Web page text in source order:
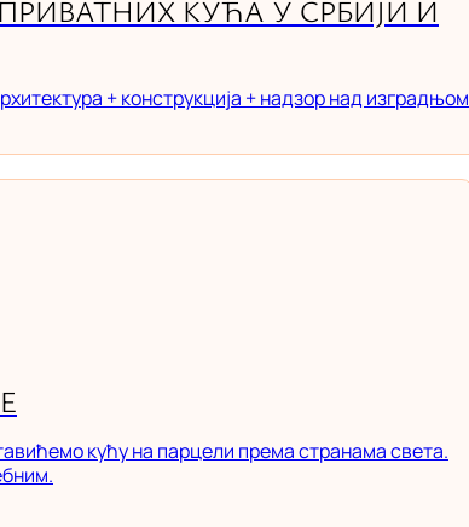
КУЋА У СРБИЈИ И
+ конструкција + надзор над изградњом
кућу на парцели према странама света.